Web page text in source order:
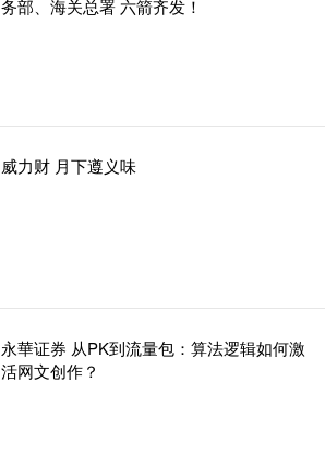
务部、海关总署 六箭齐发！
威力财 月下遵义味
永華证券 从PK到流量包：算法逻辑如何激
活网文创作？